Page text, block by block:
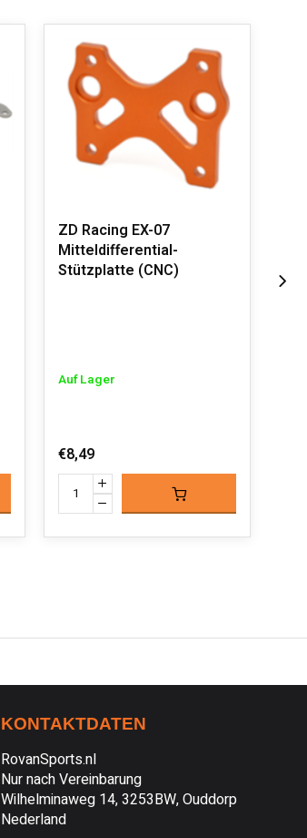
ZD Racing EX-07
Mitteldifferential-
Stützplatte (CNC)
Auf Lager
€8,49
KONTAKTDATEN
RovanSports.nl
Nur nach Vereinbarung
Wilhelminaweg 14, 3253BW, Ouddorp
Nederland